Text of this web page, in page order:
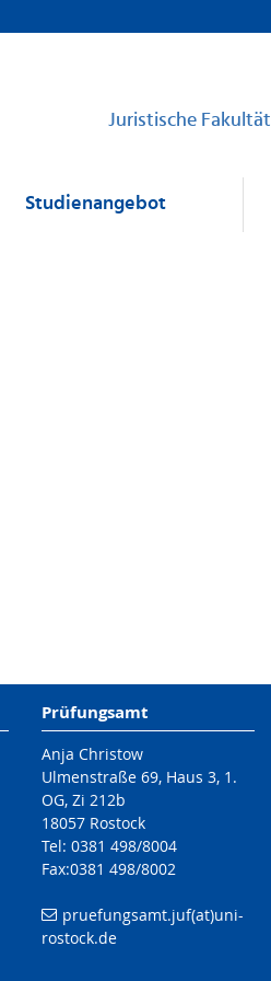
Juristische Fakultät
Studienangebot
Prüfungsamt
Anja Christow
Ulmenstraße 69, Haus 3, 1.
OG, Zi 212b
18057 Rostock
Tel: 0381 498/8004
Fax:0381 498/8002
pruefungsamt.juf(at)uni-
rostock.de